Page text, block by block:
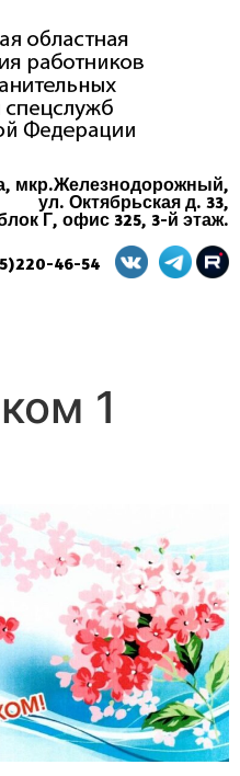
мкр.Железнодорожный,
ул. Октябрьская д. 33,
Г, офис 325, 3-й этаж.
46-54
1